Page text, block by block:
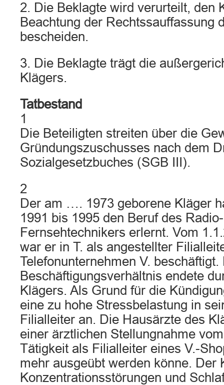
2. Die Beklagte wird verurteilt, den
Beachtung der Rechtssauffassung
bescheiden.
3. Die Beklagte trägt die
Klägers.
Tatbestand
1
Die Beteiligten streiten über die
Gründungszuschusses nach dem
Sozialgesetzbuches (SGB III).
2
Der am …. 1973 geborene Kläger
1991 bis 1995 den Beruf des
Fernsehtechnikers erlernt. Vom
war er in T. als angestellter
Telefonunternehmen V. beschäftigt.
Beschäftigungsverhältnis endete
Klägers. Als Grund für die
eine zu hohe Stressbelastung in
Filialleiter an. Die Hausärzte des
einer ärztlichen Stellungnahme
Tätigkeit als Filialleiter eines V.-
mehr ausgeübt werden könne. Der
Konzentrationsstörungen und